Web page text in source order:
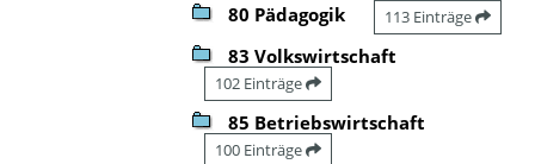
80 Pädagogik 113 Einträge
83 Volkswirtschaft
102 Einträge
85 Betriebswirtschaft
100 Einträge